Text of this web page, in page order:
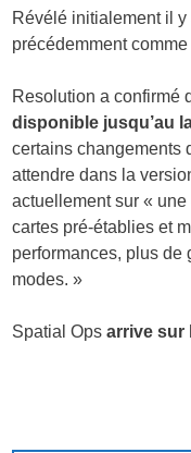
Révélé initialement il
précédemment
Resolution a confirmé
disponible jusqu’au
certains changements
attendre dans la
actuellement sur «
cartes pré-établies et
performances, plus de
modes. »
Spatial Opsarrive sur